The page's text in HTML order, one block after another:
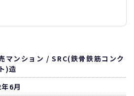
マンション / SRC(鉄骨鉄筋コンク
)造
6月